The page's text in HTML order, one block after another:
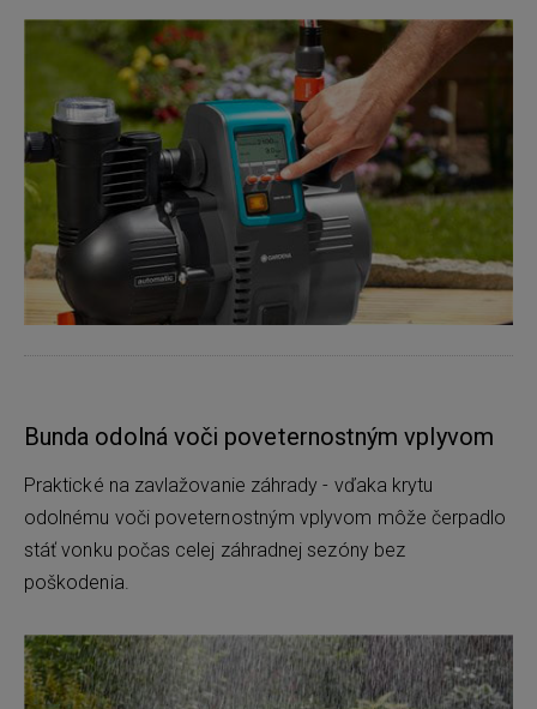
Bunda odolná voči poveternostným vplyvom
Praktické na zavlažovanie záhrady - vďaka krytu
odolnému voči poveternostným vplyvom môže čerpadlo
stáť vonku počas celej záhradnej sezóny bez
poškodenia.